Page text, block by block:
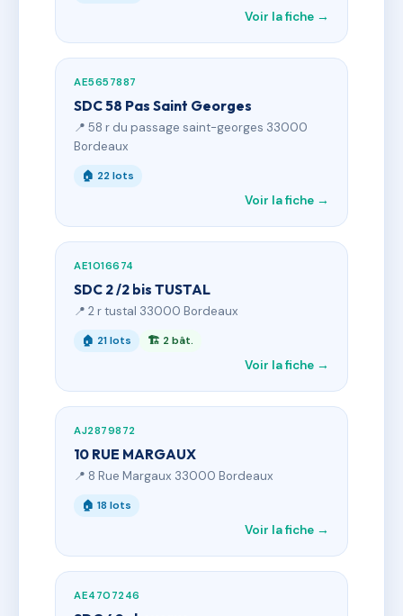
Voir la fiche →
AE5657887
SDC 58 Pas Saint Georges
📍 58 r du passage saint-georges 33000
Bordeaux
🏠 22 lots
Voir la fiche →
AE1016674
SDC 2 /2 bis TUSTAL
📍 2 r tustal 33000 Bordeaux
🏠 21 lots 🏗 2 bât.
Voir la fiche →
AJ2879872
10 RUE MARGAUX
📍 8 Rue Margaux 33000 Bordeaux
🏠 18 lots
Voir la fiche →
AE4707246